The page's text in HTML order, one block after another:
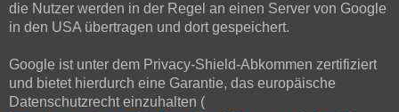
die Nutzer werden in der Regel an einen Server von Google
in den USA übertragen und dort gespeichert.
Google ist unter dem Privacy-Shield-Abkommen zertifiziert
und bietet hierdurch eine Garantie, das europäische
Datenschutzrecht einzuhalten (